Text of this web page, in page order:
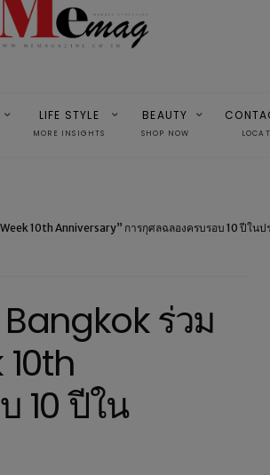
LIFE STYLE
MORE INSIGHTS
BEAUTY
SHOP NOW
10th Anniversary” การกุศลฉลองครบรอบ 10 ปีในป
ร่วม
10 ปีใน